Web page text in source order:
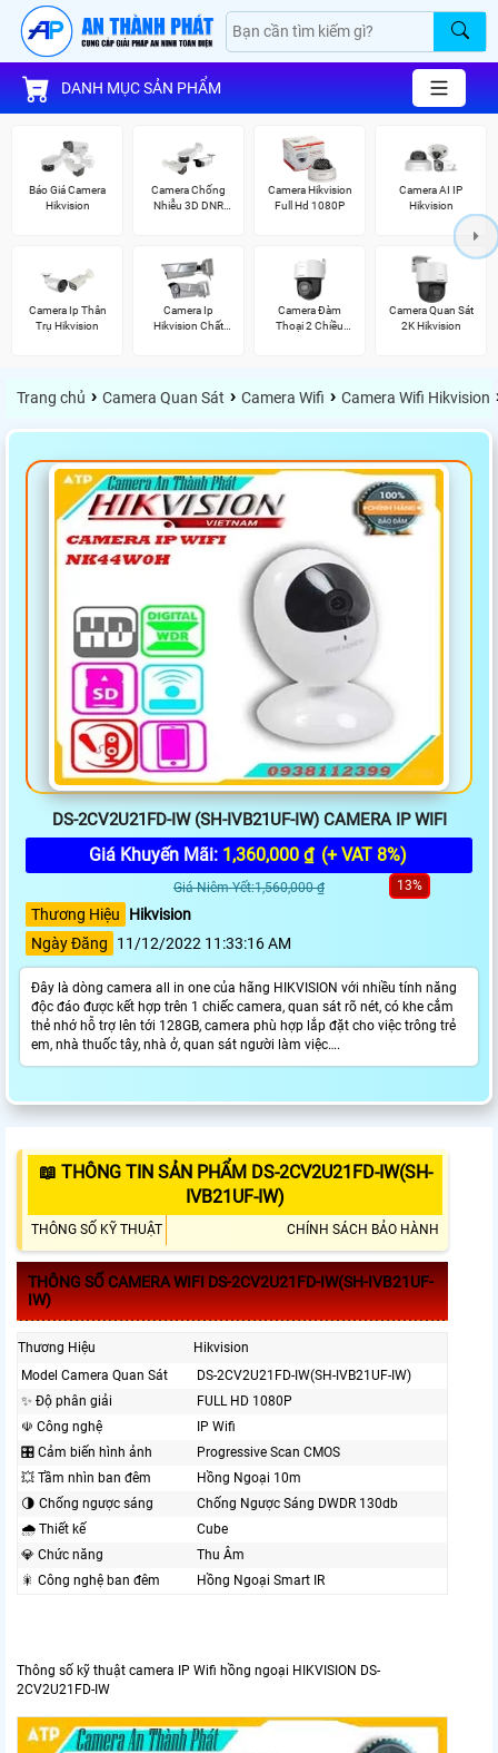
DANH MỤC SẢN PHẨM
Báo Giá Camera
Hikvision
Camera Chống
Nhiễu 3D DNR
Camera Hikvision
Full Hd 1080P
Camera AI IP
Hikvision
Camera Ip Thân
Trụ Hikvision
Camera Ip
Hikvision Chất
Camera Đàm
Thoại 2 Chiều
Camera Quan Sát
2K Hikvision
Trang chủ › Camera Quan Sát › Camera Wifi › Camera Wifi Hikvision
DS-2CV2U21FD-IW (SH-IVB21UF-IW) CAMERA IP WIFI
Giá Khuyến Mãi: 1,360,000 ₫ (+ VAT 8%)
Giá Niêm Yết:1,560,000 ₫ 13%
Thương Hiệu
Hikvision
Ngày Đăng
11/12/2022 11:33:16 AM
Đây là dòng camera all in one của hãng HIKVISION với nhiều tính năng
độc đáo được kết hợp trên 1 chiếc camera, quan sát rõ nét, có khe cắm
thẻ nhớ hỗ trợ lên tới 128GB, camera phù hợp lắp đặt cho việc trông trẻ
em, nhà thuốc tây, nhà ở, quan sát người làm việc….
📖 THÔNG TIN SẢN PHẨM DS-2CV2U21FD-IW(SH-
IVB21UF-IW)
THÔNG SỐ KỸ THUẬT CHÍNH SÁCH BẢO HÀNH
THÔNG SỐ CAMERA WIFI DS-2CV2U21FD-IW(SH-IVB21UF-
IW)
Thương Hiệu
Hikvision
Model Camera Quan Sát
DS-2CV2U21FD-IW(SH-IVB21UF-IW)
✨ Độ phân giải
FULL HD 1080P
☫ Công nghệ
IP Wifi
🎛 Cảm biến hình ảnh
Progressive Scan CMOS
💥 Tầm nhìn ban đêm
Hồng Ngoại 10m
🌗 Chống ngược sáng
Chống Ngược Sáng DWDR 130db
🌧️ Thiết kế
Cube
💎 Chức năng
Thu Âm
🎇 Công nghệ ban đêm
Hồng Ngoại Smart IR
Thông số kỹ thuật camera IP Wifi hồng ngoại HIKVISION DS-
2CV2U21FD-IW